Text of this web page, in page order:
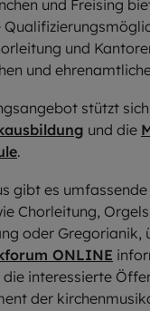
und Freising
und
und
stützt
und die
.
gibt es
Chorleitung,
oder Gregorianik,
ONLINE
die interessierte
der